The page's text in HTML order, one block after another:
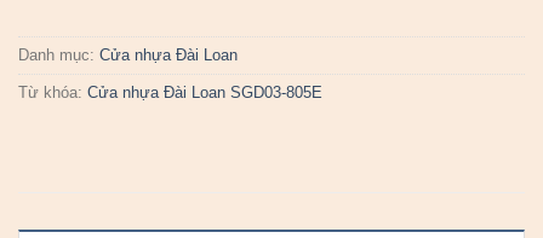
Danh mục: Cửa nhựa Đài Loan
Từ khóa: Cửa nhựa Đài Loan SGD03-805E